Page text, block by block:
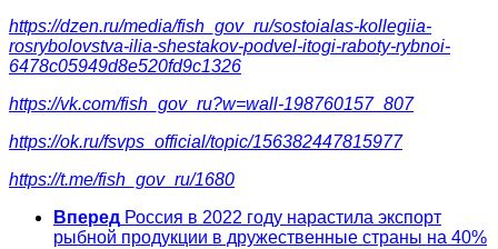
https://dzen.ru/media/fish_gov_ru/sostoialas-kollegiia-
rosrybolovstva-ilia-shestakov-podvel-itogi-raboty-rybnoi-
6478c05949d8e520fd9c1326
https://vk.com/fish_gov_ru?w=wall-198760157_807
https://ok.ru/fsvps_official/topic/156382447815977
https://t.me/fish_gov_ru/1680
Вперед Россия в 2022 году нарастила экспорт
рыбной продукции в дружественные страны на 40%